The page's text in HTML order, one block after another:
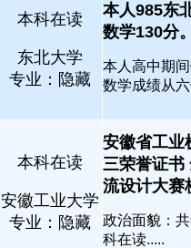
本科在读
东北大学
专业：隐藏
本人985东
数学130分
本人高中期
数学成绩从
本科在读
安徽工业大学
专业：隐藏
安徽省工业
三荣誉证书
流设计大赛
政治面貌：
科在读.....